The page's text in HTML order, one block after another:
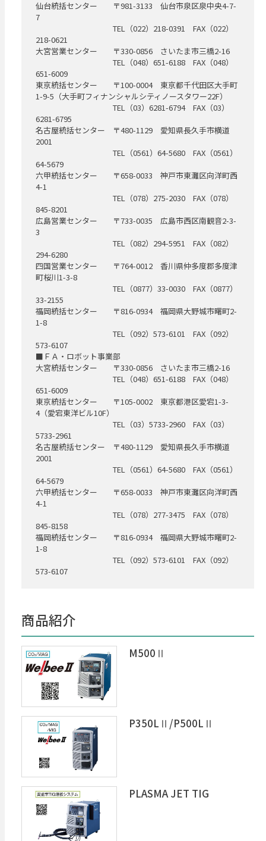
仙台統括センター 〒981-3133 仙台市泉区泉中央4-7-
7
TEL（022）218-0391 FAX（022）
218-0621
大宮営業センター 〒330-0856 さいたま市三橋2-16
TEL（048）651-6188 FAX（048）
651-6009
東京統括センター 〒100-0004 東京都千代田区大手町
1-9-5（大手町フィナンシャルシティノースタワー22F）
TEL（03）6281-6794 FAX（03）
6281-6795
名古屋統括センター 〒480-1129 愛知県長久手市横道
2001
TEL（0561）64-5680 FAX（0561）
64-5679
六甲統括センター 〒658-0033 神戸市東灘区向洋町西
4-1
TEL（078）275-2030 FAX（078）
845-8201
広島営業センター 〒733-0035 広島市西区南観音2-3-
3
TEL（082）294-5951 FAX（082）
294-6280
四国営業センター 〒764-0012 香川県仲多度郡多度津
町桜川1-3-8
TEL（0877）33-0030 FAX（0877）
33-2155
福岡統括センター 〒816-0934 福岡県大野城市曙町2-
1-8
TEL（092）573-6101 FAX（092）
573-6107
■ＦＡ・ロボット事業部
大宮統括センター 〒330-0856 さいたま市三橋2-16
TEL（048）651-6188 FAX（048）
651-6009
東京統括センター 〒105-0002 東京都港区愛宕1-3-
4（愛宕東洋ビル10F）
TEL（03）5733-2960 FAX（03）
5733-2961
名古屋統括センター 〒480-1129 愛知県長久手市横道
2001
TEL（0561）64-5680 FAX（0561）
64-5679
六甲統括センター 〒658-0033 神戸市東灘区向洋町西
4-1
TEL（078）277-3475 FAX（078）
845-8158
福岡統括センター 〒816-0934 福岡県大野城市曙町2-
1-8
TEL（092）573-6101 FAX（092）
573-6107
商品紹介
M500Ⅱ
P350LⅡ/P500LⅡ
PLASMA JET TIG